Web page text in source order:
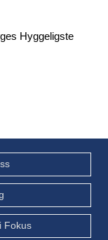
Hyggeligste
Fokus